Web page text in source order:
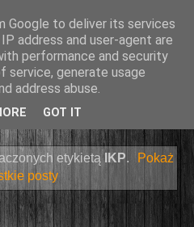
etykietą IKP.
Pokaż
posty
Google to deliver its services
address and user-agent are
performance and security
service, generate usage
address abuse.
GOT IT